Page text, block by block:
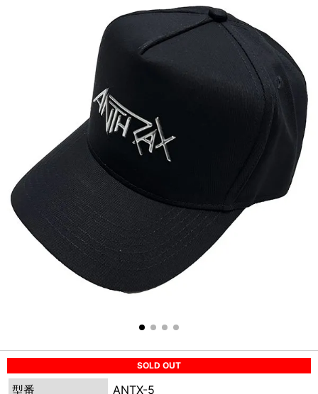
SOLD OUT
型番
ANTX-5